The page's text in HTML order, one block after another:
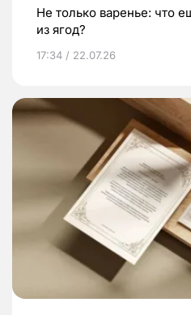
Не только варенье: что
из ягод?
17:34 / 22.07.26